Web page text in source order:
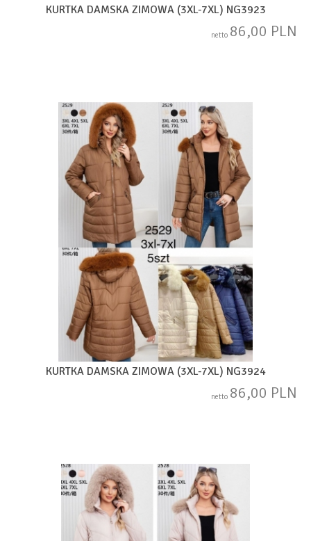
KURTKA DAMSKA ZIMOWA (3XL-7XL) NG3923
netto 86,00 PLN
KURTKA DAMSKA ZIMOWA (3XL-7XL) NG3924
netto 86,00 PLN